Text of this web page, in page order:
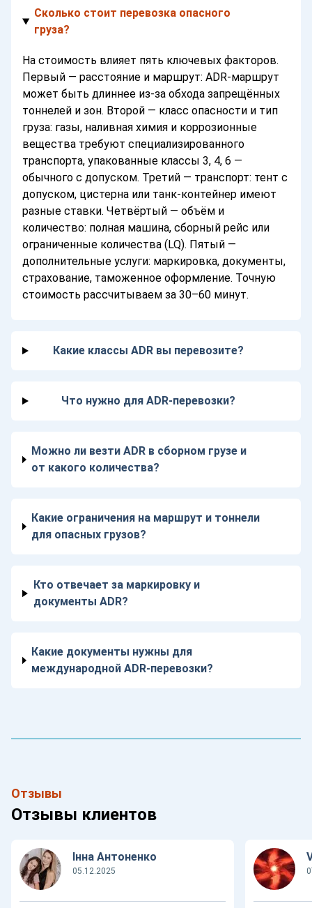
Сколько стоит перевозка опасного
груза?
На стоимость влияет пять ключевых факторов.
Первый — расстояние и маршрут: ADR-маршрут
может быть длиннее из-за обхода запрещённых
тоннелей и зон. Второй — класс опасности и тип
груза: газы, наливная химия и коррозионные
вещества требуют специализированного
транспорта, упакованные классы 3, 4, 6 —
обычного с допуском. Третий — транспорт: тент с
допуском, цистерна или танк-контейнер имеют
разные ставки. Четвёртый — объём и
количество: полная машина, сборный рейс или
ограниченные количества (LQ). Пятый —
дополнительные услуги: маркировка, документы,
страхование, таможенное оформление. Точную
стоимость рассчитываем за 30–60 минут.
Какие классы ADR вы перевозите?
Что нужно для ADR-перевозки?
Можно ли везти ADR в сборном грузе и
от какого количества?
Какие ограничения на маршрут и тоннели
для опасных грузов?
Кто отвечает за маркировку и
документы ADR?
Какие документы нужны для
международной ADR-перевозки?
Отзывы
Отзывы клиентов
Інна Антоненко
05.12.2025